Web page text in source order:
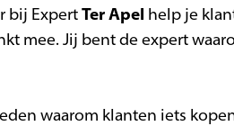
bij ExpertTer Apel help je
mee. Jij bent de expert
waarom klanten iets